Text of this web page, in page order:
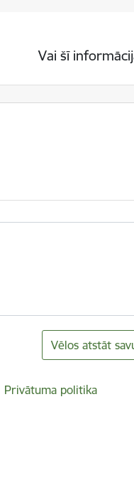
Vai šī
Vēlos atstāt
Privātuma politika